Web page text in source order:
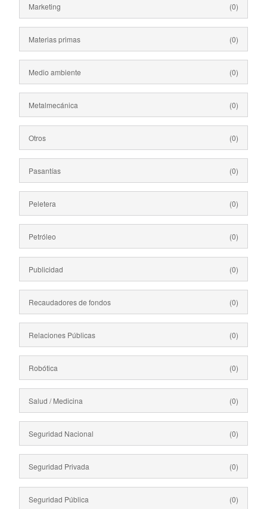
Marketing (0)
Materias primas (0)
Medio ambiente (0)
Metalmecánica (0)
Otros (0)
Pasantías (0)
Peletera (0)
Petróleo (0)
Publicidad (0)
Recaudadores de fondos (0)
Relaciones Públicas (0)
Robótica (0)
Salud / Medicina (0)
Seguridad Nacional (0)
Seguridad Privada (0)
Seguridad Pública (0)